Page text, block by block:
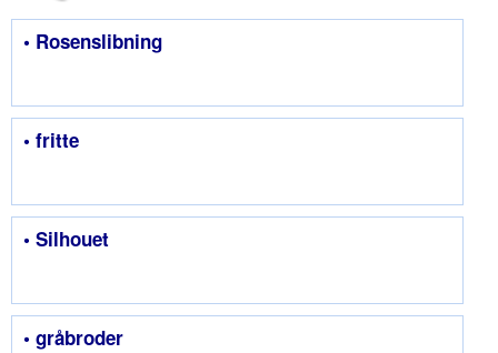
• Rosenslibning
• fritte
• Silhouet
• gråbroder